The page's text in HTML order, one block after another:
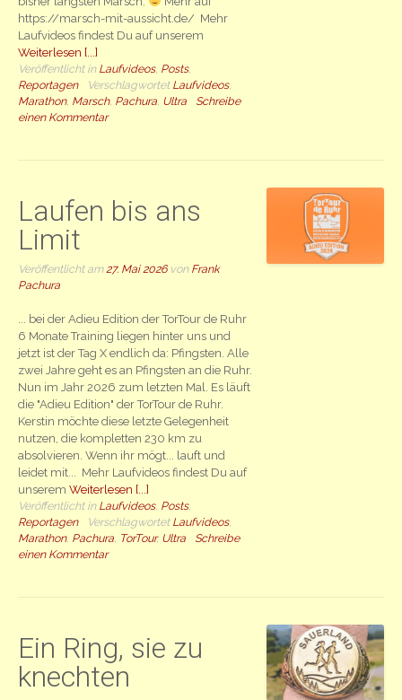
https://marsch-mit-aussicht.de/ Mehr
Laufvideos findest Du auf unserem
Weiterlesen [...]
Veröffentlicht in Laufvideos, Posts,
Reportagen
Verschlagwortet Laufvideos,
Marathon, Marsch, Pachura Ultra
Schreibe
einen Kommentar
Laufen bis ans
Limit
Veröffentlicht am 27. Mai 2026von Frank
Pachura
... bei der Adieu Edition der TorTour de Ruhr
6 Monate Training liegen hinter uns und
jetzt ist der Tag X endlich da: Pfingsten. Alle
zwei Jahre geht es an Pfingsten an die Ruhr.
Nun im Jahr 2026 zum letzten Mal. Es läuft
die "Adieu Edition" der TorTour de Ruhr.
Kerstin möchte diese letzte Gelegenheit
nutzen, die kompletten 230 km zu
absolvieren. Wenn ihr mögt... lauft und
leidet mit... Mehr Laufvideos findest Du auf
unseremWeiterlesen [...]
Veröffentlicht in Laufvideos, Posts,
Reportagen
Verschlagwortet Laufvideos,
Marathon, Pachura, TorTour, Ultra
Schreibe
einen Kommentar
Ein Ring, sie zu
knechten